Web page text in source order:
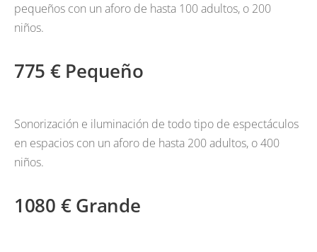
pequeños con un aforo de hasta 100 adultos, o 200
niños.
775 € Pequeño
Sonorización e iluminación de todo tipo de espectáculos
en espacios con un aforo de hasta 200 adultos, o 400
niños.
1080 € Grande